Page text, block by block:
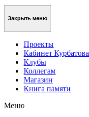
Закрыть меню
Проекты
Кабинет Курбатова
Клубы
Коллегам
Магазин
Книга памяти
Меню